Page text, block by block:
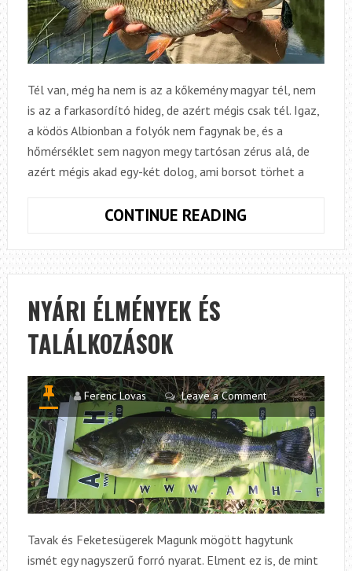
Tél van, még ha nem is az a kőkemény magyar tél, nem
is az a farkasordító hideg, de azért mégis csak tél. Igaz,
a ködös Albionban a folyók nem fagynak be, és a
hőmérséklet sem nagyon megy tartósan zérus alá, de
azért mégis akad egy-két dolog, ami borsot törhet a
CONTINUE READING
ŰZZÜK
EL
NYÁRI ÉLMÉNYEK ÉS
TALÁLKOZÁSOK
Ferenc Lovas Leave a Comment
Tavak és Feketesügerek Magunk mögött hagytunk
ismét egy nagyszerű forró nyarat. Elment ez is, de mint